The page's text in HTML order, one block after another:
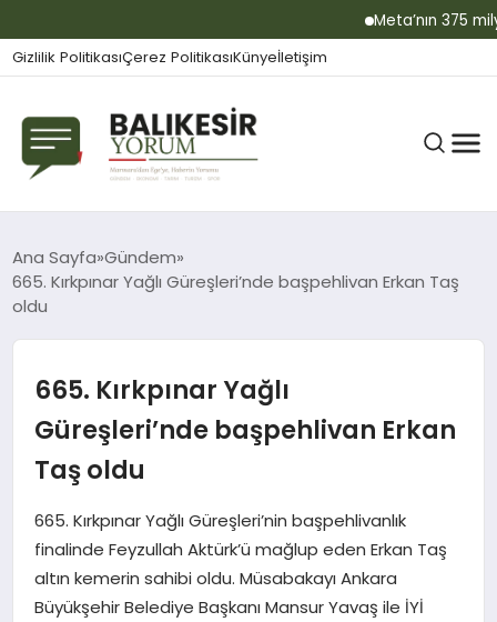
Meta’nın 375
Gizlilik PolitikasıÇerez PolitikasıKünyeİletişim
BALIKESIR
GÜNDEM
BÜLTEN
DIŞ
Ana Sayfa Gündem
665. Kırkpınar Yağlı Güreşleri’nde başpehlivan Erkan Taş
oldu
665. Kırkpınar Yağlı
Güreşleri’nde başpehlivan Erkan
Taş oldu
665. Kırkpınar Yağlı Güreşleri’nin başpehlivanlık
finalinde Feyzullah Aktürk’ü mağlup eden Erkan Taş
altın kemerin sahibi oldu. Müsabakayı Ankara
Büyükşehir Belediye Başkanı Mansur Yavaş ile İYİ